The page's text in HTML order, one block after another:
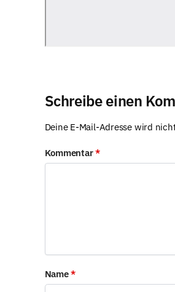
Schreibe einen
Deine E-Mail-Adresse wird
Kommentar*
Name*